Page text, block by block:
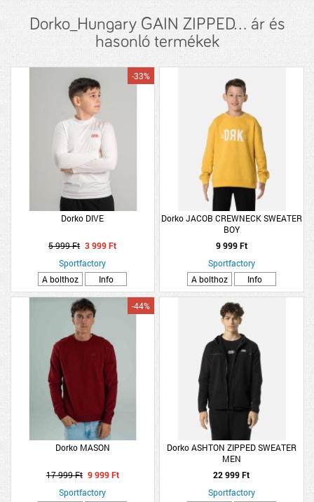
Dorko_Hungary GAIN ZIPPED... ár és
hasonló termékek
Dorko DIVE
-33%
5 999 Ft 3 999 Ft
Sportfactory
A bolthoz
Info
Dorko JACOB CREWNECK SWEATER
BOY
9 999 Ft
Sportfactory
A bolthoz
Info
Dorko MASON
-44%
17 999 Ft 9 999 Ft
Sportfactory
Dorko ASHTON ZIPPED SWEATER
MEN
22 999 Ft
Sportfactory